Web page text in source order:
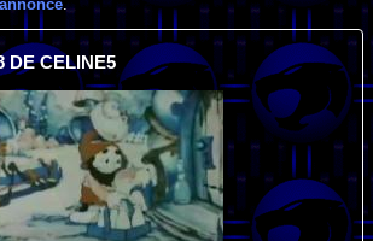
.
DE CELINE5